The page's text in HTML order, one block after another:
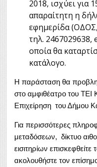
2018, ισχύει για
απαραίτητη η
εφημερίδα
τηλ.
οποία θα
κατάλογο.
Η παράσταση θα
στο αμφιθέατρο του
Επιχείρηση του Δήμου
Για περισσότερες
μεταδόσεων, δίκτυο
εισιτηρίων επισκεφθείτε
ακολουθήστε τον